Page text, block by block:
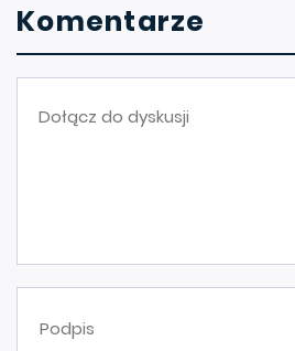
Komentarze